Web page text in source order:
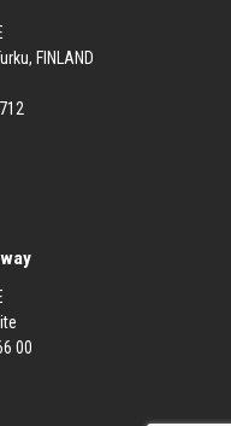
FINLAND
00